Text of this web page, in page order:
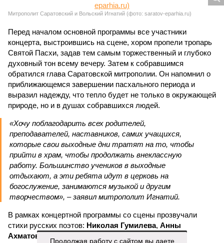
Митрополит Саратовский и Вольский Игнатий (фото: saratov-eparhia.ru)
Перед началом основной программы все участники
концерта, выстроившись на сцене, хором пропели тропарь
Святой Пасхи, задав тем самым торжественный и глубоко
духовный тон всему вечеру. Затем к собравшимся
обратился глава Саратовской митрополии. Он напомнил о
приближающемся завершении пасхального периода и
выразил надежду, что тепло будет не только в окружающей
природе, но и в душах собравшихся людей.
«Хочу поблагодарить всех родителей,
преподавателей, наставников, самих учащихся,
которые свои выходные дни тратят на то, чтобы
прийти в храм, чтобы продолжать внеклассную
работу. Большинство учеников в выходные
отдыхают, а эти ребята идут в церковь на
богослужение, занимаются музыкой и другим
творчеством», – заявил митрополит Игнатий.
В рамках концертной программы со сцены прозвучали
стихи русских поэтов: Николая Гумилева, Анны
Ахматовой
Продолжая работу с сайтом вы даете